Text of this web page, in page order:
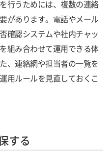
行うためには、複数の連絡
があります。電話やメール
確認システムや社内チャッ
組み合わせて運用できる体
、連絡網や担当者の一覧を
用ルールを見直しておくこ
する